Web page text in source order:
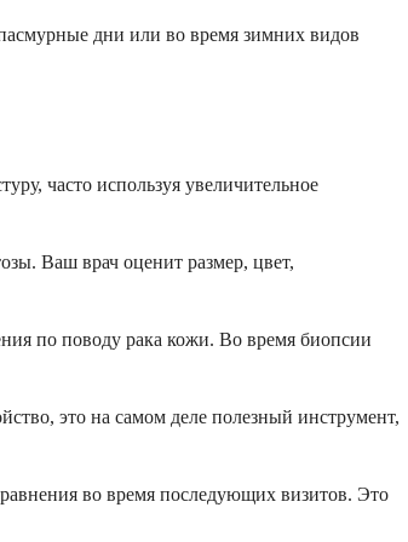
дни или во время зимних видов
часто используя увеличительное
Ваш врач оценит размер, цвет,
по поводу рака кожи. Во время биопсии
это на самом деле полезный инструмент,
во время последующих визитов. Это